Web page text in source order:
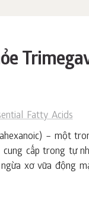
Fatty Acids
– một
cấp trong tự
xơ vữa động